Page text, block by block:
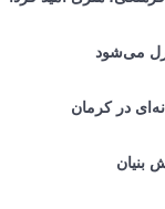
می‌شود
در کرمان
بنیان